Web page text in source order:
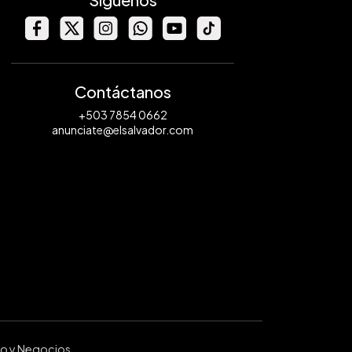
Contáctanos
+503 7854 0662
anunciate@elsalvador.com
y Negocios